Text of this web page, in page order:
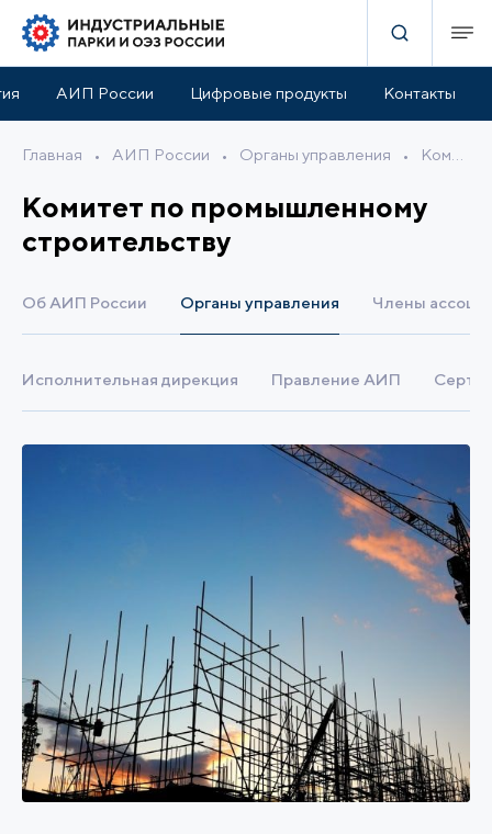
АИП России Цифровые продукты Контакты
Главная • АИП России • Органы управления •
Комитет по промышленному
строительству
Об АИП России Органы управления Члены
Исполнительная дирекция Правление АИП